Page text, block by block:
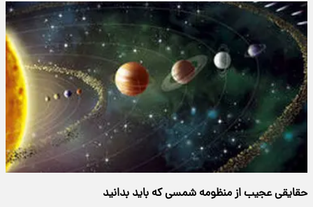
حقایقی عجیب از منظومه شمسی که باید بدانید